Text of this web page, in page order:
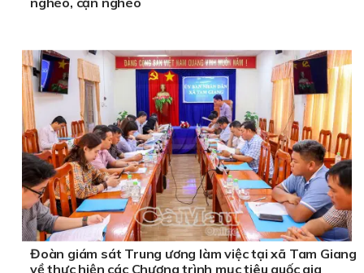
Đoàn giám sát Trung ương làm việc tại xã Tam Giang
về thực hiện các Chương trình mục tiêu quốc gia